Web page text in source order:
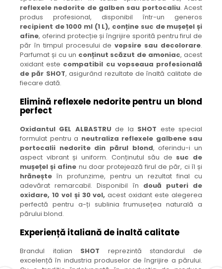
reflexele nedorite de galben sau portocaliu. Acest
produs profesional, disponibil într-un generos
recipient de 1000 ml (1 L), conține suc de mușețel și
afine, oferind protecție și îngrijire sporită pentru firul de
păr în timpul procesului devopsire sau decolorare.
Parfumat și cu un conținut scăzut de amoniac, acest
oxidant este compatibil cu vopseaua profesională
de păr SHOT, asigurând rezultate de înaltă calitate de
fiecare dată.
Elimină reflexele nedorite pentru un blond
perfect
Oxidantul GEL ALBASTRU de la SHOT este special
formulat pentru a neutraliza reflexele galbene sau
portocalii nedorite din părul blond, oferindu-i un
aspect vibrant și uniform. Conținutul său de suc de
mușețel și afine nu doar protejează firul de păr, ci îl și
hrănește în profunzime, pentru un rezultat final cu
adevărat remarcabil. Disponibil în două puteri de
oxidare, 10 vol și 30 vol, acest oxidant este alegerea
perfectă pentru a-ți sublinia frumusețea naturală a
părului blond.
Experiență italiană de inaltă calitate
Brandul italian SHOT reprezintă standardul de
excelență în industria produselor de îngrijire a părului.